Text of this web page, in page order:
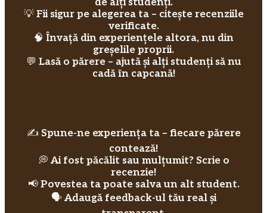
de alți studenți.
💡 Fii sigur pe alegerea ta – citește recenziile
verificate.
🧠 Învață din experiențele altora, nu din
greșelile proprii.
💬 Lasă o părere – ajută și alți studenți să nu
cadă în capcană!
✍️ Spune-ne experiența ta – fiecare părere
contează!
💭 Ai fost păcălit sau mulțumit? Scrie o
recenzie!
📢 Povestea ta poate salva un alt student.
🗣️ Adaugă feedback-ul tău real și